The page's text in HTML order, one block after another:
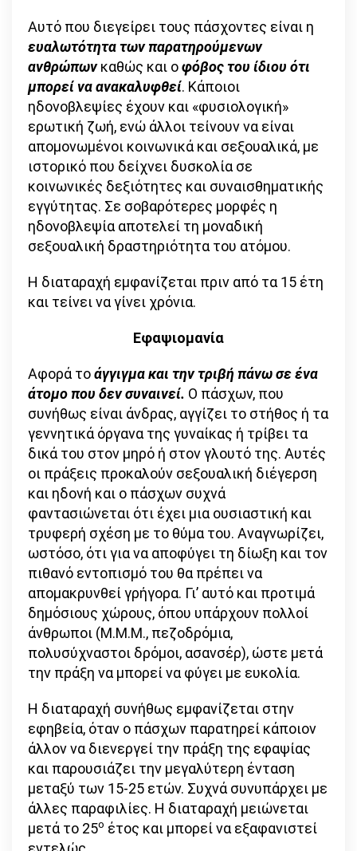
Αυτό που διεγείρει τους πάσχοντες είναι η
ευαλωτότητα των παρατηρούμενων
ανθρώπωνκαθώς και οφόβος του ίδιου ότι
μπορεί να ανακαλυφθεί. Κάποιοι
ηδονοβλεψίες έχουν και «φυσιολογική»
ερωτική ζωή, ενώ άλλοι τείνουν να είναι
απομονωμένοι κοινωνικά και σεξουαλικά, με
ιστορικό που δείχνει δυσκολία σε
κοινωνικές δεξιότητες και συναισθηματικής
εγγύτητας. Σε σοβαρότερες μορφές η
ηδονοβλεψία αποτελεί τη μοναδική
σεξουαλική δραστηριότητα του ατόμου.
Η διαταραχή εμφανίζεται πριν από τα 15 έτη
και τείνει να γίνει χρόνια.
Εφαψιομανία
Αφορά τοάγγιγμα και την τριβή πάνω σε ένα
άτομο που δεν συναινεί. Ο πάσχων, που
συνήθως είναι άνδρας, αγγίζει το στήθος ή τα
γεννητικά όργανα της γυναίκας ή τρίβει τα
δικά του στον μηρό ή στον γλουτό της. Αυτές
οι πράξεις προκαλούν σεξουαλική διέγερση
και ηδονή και ο πάσχων συχνά
φαντασιώνεται ότι έχει μια ουσιαστική και
τρυφερή σχέση με το θύμα του. Αναγνωρίζει,
ωστόσο, ότι για να αποφύγει τη δίωξη και τον
πιθανό εντοπισμό του θα πρέπει να
απομακρυνθεί γρήγορα. Γι’ αυτό και προτιμά
δημόσιους χώρους, όπου υπάρχουν πολλοί
άνθρωποι (Μ.Μ.Μ., πεζοδρόμια,
πολυσύχναστοι δρόμοι, ασανσέρ), ώστε μετά
την πράξη να μπορεί να φύγει με ευκολία.
Η διαταραχή συνήθως εμφανίζεται στην
εφηβεία, όταν ο πάσχων παρατηρεί κάποιον
άλλον να διενεργεί την πράξη της εφαψίας
και παρουσιάζει την μεγαλύτερη ένταση
μεταξύ των 15-25 ετών. Συχνά συνυπάρχει με
άλλες παραφιλίες. Η διαταραχή μειώνεται
μετά το 25ο έτος και μπορεί να εξαφανιστεί